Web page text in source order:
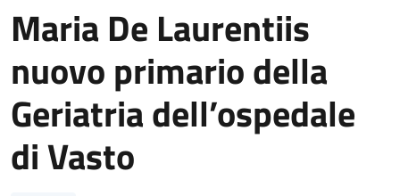
Maria De Laurentiis
nuovo primario della
Geriatria dell’ospedale
di Vasto